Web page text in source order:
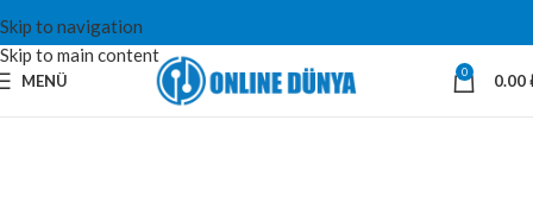
Skip to navigation
Skip to main content
MENÜ 0 0.00